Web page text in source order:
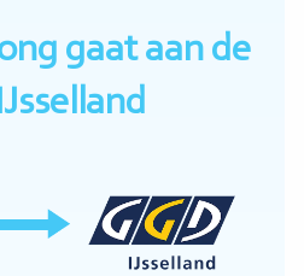
gaat aan de